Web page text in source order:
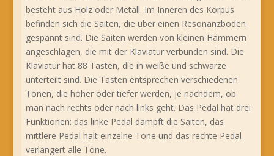
besteht aus Holz oder Metall. Im Inneren des Korpus
befinden sich die Saiten, die über einen Resonanzboden
gespannt sind. Die Saiten werden von kleinen Hämmern
angeschlagen, die mit der Klaviatur verbunden sind. Die
Klaviatur hat 88 Tasten, die in weiße und schwarze
unterteilt sind. Die Tasten entsprechen verschiedenen
Tönen, die höher oder tiefer werden, je nachdem, ob
man nach rechts oder nach links geht. Das Pedal hat drei
Funktionen: das linke Pedal dämpft die Saiten, das
mittlere Pedal hält einzelne Töne und das rechte Pedal
verlängert alle Töne.